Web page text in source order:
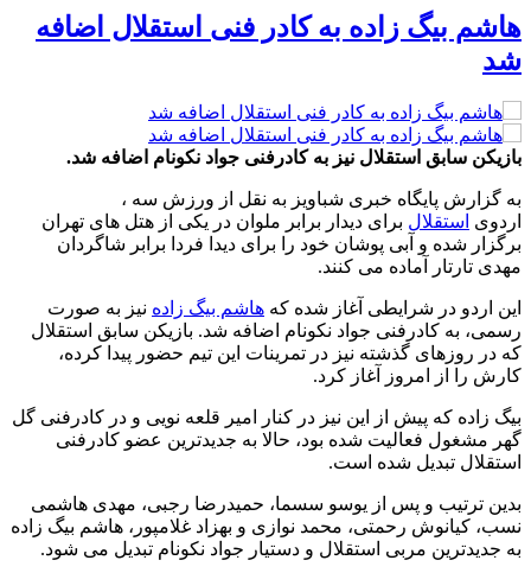
هاشم بیگ زاده به کادر فنی استقلال اضافه
شد
بازیکن سابق استقلال نیز به کادرفنی جواد نکونام اضافه شد.
به گزارش پایگاه خبری شباویز به نقل از ورزش سه ،
اردوی استقلال برای دیدار برابر ملوان در یکی از هتل های تهران
برگزار شده و آبی پوشان خود را برای دیدا فردا برابر شاگردان
مهدی تارتار آماده می کنند.
این اردو در شرایطی آغاز شده که هاشم بیگ زاده نیز به صورت
رسمی، به کادرفنی جواد نکونام اضافه شد. بازیکن سابق استقلال
که در روزهای گذشته نیز در تمرینات این تیم حضور پیدا کرده،
کارش را از امروز آغاز کرد.
بیگ زاده که پیش از این نیز در کنار امیر قلعه نویی و در کادرفنی گل
گهر مشغول فعالیت شده بود، حالا به جدیدترین عضو کادرفنی
استقلال تبدیل شده است.
بدین ترتیب و پس از یوسو سسما، حمیدرضا رجبی، مهدی هاشمی
نسب، کیانوش رحمتی، محمد نوازی و بهزاد غلامپور، هاشم بیگ زاده
به جدیدترین مربی استقلال و دستیار جواد نکونام تبدیل می شود.